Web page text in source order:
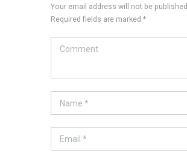
Your email address will not be published.
Required fields are marked *